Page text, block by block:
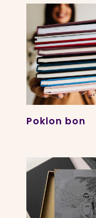
Poklon bon